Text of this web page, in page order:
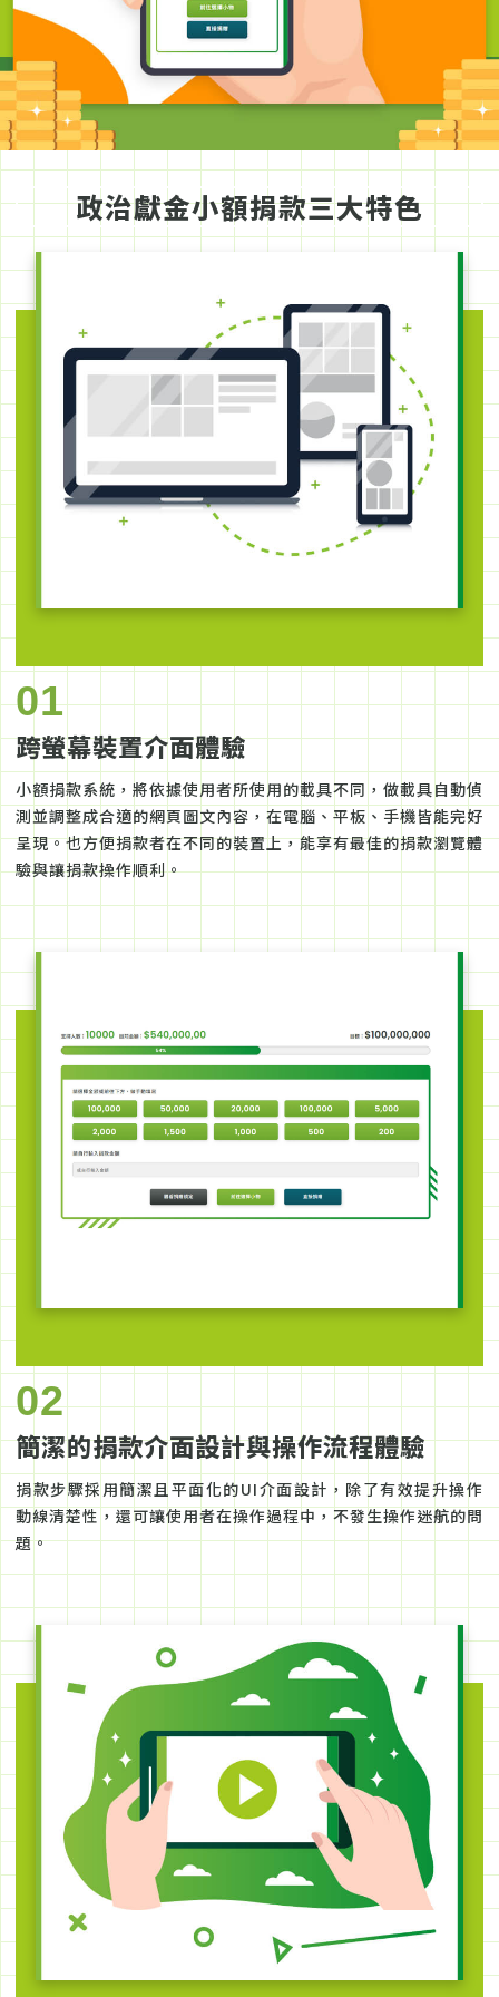
政治獻金小額捐款三大特色
01
跨螢幕裝置介面體驗
小額捐款系統，將依據使用者所使用的載具不同，做載具自動偵
測並調整成合適的網頁圖文內容，在電腦、平板、手機皆能完好
呈現。也方便捐款者在不同的裝置上，能享有最佳的捐款瀏覽體
驗與讓捐款操作順利。
02
簡潔的捐款介面設計與操作流程體驗
捐款步驟採用簡潔且平面化的UI介面設計，除了有效提升操作
動線清楚性，還可讓使用者在操作過程中，不發生操作迷航的問
題。